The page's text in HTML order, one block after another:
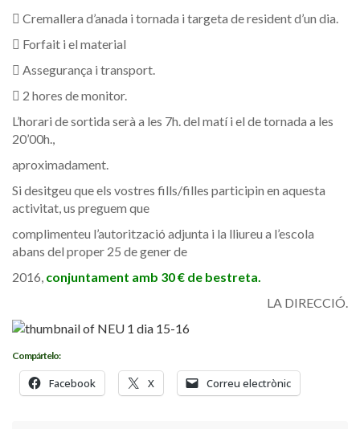
 Cremallera d’anada i tornada i targeta de resident d’un dia.
 Forfait i el material
 Assegurança i transport.
 2 hores de monitor.
L’horari de sortida serà a les 7h. del matí i el de tornada a les
20’00h.,
aproximadament.
Si desitgeu que els vostres fills/filles participin en aquesta
activitat, us preguem que
complimenteu l’autorització adjunta i la lliureu a l’escola
abans del proper 25 de gener de
2016, conjuntament amb 30 € de bestreta.
LA DIRECCIÓ.
Compártelo:
Facebook X Correu electrònic